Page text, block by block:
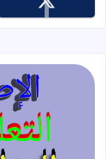
تابعنا على x